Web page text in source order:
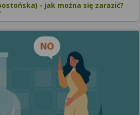
- jak można się zarazić?